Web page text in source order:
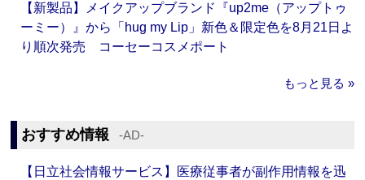
【新製品】メイクアップブランド『up2me（アップトゥ
ーミー）』から「hug my Lip」新色＆限定色を8月21日よ
り順次発売 コーセーコスメポート
もっと見る »
おすすめ情報 ‐AD‐
【日立社会情報サービス】医療従事者が副作用情報を迅